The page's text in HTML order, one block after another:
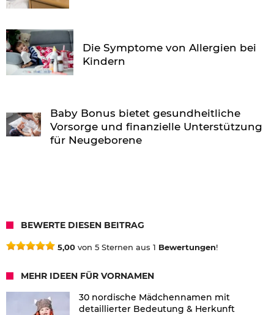
Die Symptome von Allergien bei
Kindern
Baby Bonus bietet gesundheitliche
Vorsorge und finanzielle Unterstützung
für Neugeborene
BEWERTE DIESEN BEITRAG
5,00 von 5 Sternen aus 1 Bewertungen!
MEHR IDEEN FÜR VORNAMEN
30 nordische Mädchennamen mit
detaillierter Bedeutung & Herkunft